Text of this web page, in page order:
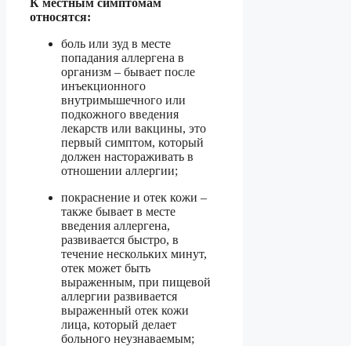
относятся:
боль или зуд в месте
попадания аллергена в
организм – бывает после
инъекционного
внутримышечного или
подкожного введения
лекарств или вакцины, это
первый симптом, который
должен настораживать в
отношении аллергии;
покраснение и отек кожи –
также бывает в месте
введения аллергена,
развивается быстро, в
течение нескольких минут,
отек может быть
выраженным, при пищевой
аллергии развивается
выраженный отек кожи
лица, который делает
больного неузнаваемым;